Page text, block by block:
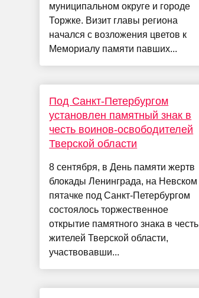
муниципальном округе и городе
Торжке. Визит главы региона
начался с возложения цветов к
Мемориалу памяти павших...
Под Санкт-Петербургом
установлен памятный знак в
честь воинов-освободителей
Тверской области
8 сентября, в День памяти жертв
блокады Ленинграда, на Невском
пятачке под Санкт-Петербургом
состоялось торжественное
открытие памятного знака в честь
жителей Тверской области,
участвовавши...